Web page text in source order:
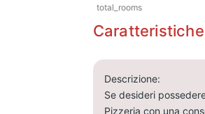
Descrizione:
Se desideri
Pizzeria con una